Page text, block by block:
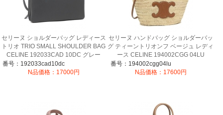
セリーヌ ショルダーバッグ レディース
トリオ TRIO SMALL SHOULDER BAG
CELINE 192033CAD 10DC グレー
番号：192033cad10dc
N品価格：17000円
セリーヌ ハンドバッグ ショルダーバッ
グ ティーントリオンフ ベージュ レディ
ース CELINE 194002CGG 04LU
番号：194002cgg04lu
N品価格：17600円